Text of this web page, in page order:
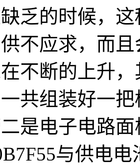
乏的时候，
不应求，而
不断的上升
共组装好一把
是电子电路
与供电电